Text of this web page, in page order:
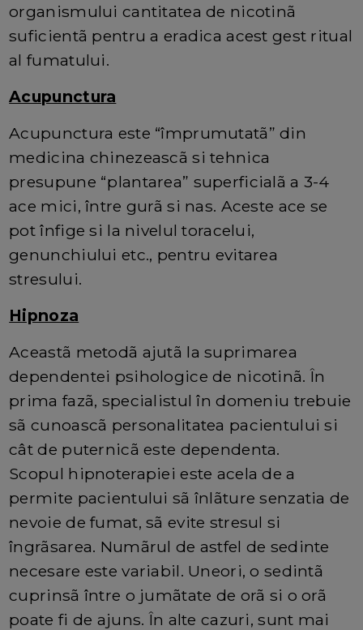
organismului cantitatea de nicotinã
suficientã pentru a eradica acest gest ritual
al fumatului.
Acupunctura
Acupunctura este “împrumutatã” din
medicina chinezeascã si tehnica
presupune “plantarea” superficialã a 3-4
ace mici, între gurã si nas. Aceste ace se
pot înfige si la nivelul toracelui,
genunchiului etc., pentru evitarea
stresului.
Hipnoza
Aceastã metodã ajutã la suprimarea
dependentei psihologice de nicotinã. În
prima fazã, specialistul în domeniu trebuie
sã cunoascã personalitatea pacientului si
cât de puternicã este dependenta.
Scopul hipnoterapiei este acela de a
permite pacientului sã înlãture senzatia de
nevoie de fumat, sã evite stresul si
îngrãsarea. Numãrul de astfel de sedinte
necesare este variabil. Uneori, o sedintã
cuprinsã între o jumãtate de orã si o orã
poate fi de ajuns. În alte cazuri, sunt mai